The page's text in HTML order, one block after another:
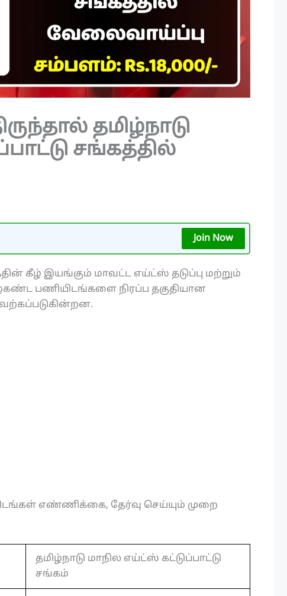
தமிழ்நாடு
சங்கத்தில்
Join Now
கீழ் இயங்கும் மாவட்ட எய்ட்ஸ் தடுப்பு மற்றும்
பணியிடங்களை நிரப்ப தகுதியான
எண்ணிக்கை, தேர்வு செய்யும் முறை
தமிழ்நாடு மாநில எய்ட்ஸ் கட்டுப்பாட்டு
சங்கம்